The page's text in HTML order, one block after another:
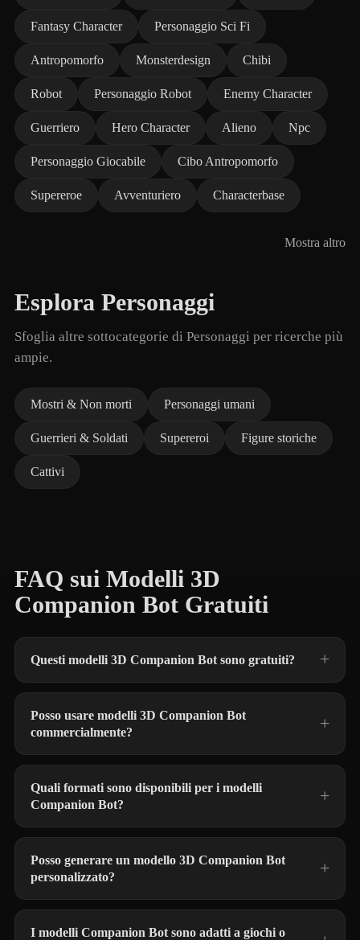
Fantasy Character Personaggio Sci Fi
Antropomorfo Monsterdesign Chibi
Robot Personaggio Robot Enemy Character
Guerriero Hero Character Alieno Npc
Personaggio Giocabile Cibo Antropomorfo
Supereroe Avventuriero Characterbase
Mostra altro
Esplora Personaggi
Sfoglia altre sottocategorie di Personaggi per ricerche più
ampie.
Mostri & Non morti Personaggi umani
Guerrieri & Soldati Supereroi Figure storiche
Cattivi
FAQ sui Modelli 3D
Companion Bot Gratuiti
Questi modelli 3D Companion Bot sono gratuiti?
Posso usare modelli 3D Companion Bot
commercialmente?
Quali formati sono disponibili per i modelli
Companion Bot?
Posso generare un modello 3D Companion Bot
personalizzato?
I modelli Companion Bot sono adatti a giochi o